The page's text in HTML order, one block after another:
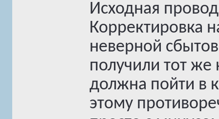
Исходная
Корректировка
неверной
получили тот же
должна пойти в
этому